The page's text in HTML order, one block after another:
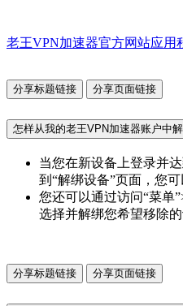
老王VPN加速器官方网站应用
分享标题链接 分享页面链接
怎样从我的老王VPN加速器账户中
当您在新设备上登录并
到“解绑设备”页面，您
您还可以通过访问“菜单
选择并解绑您希望移除的
分享标题链接 分享页面链接